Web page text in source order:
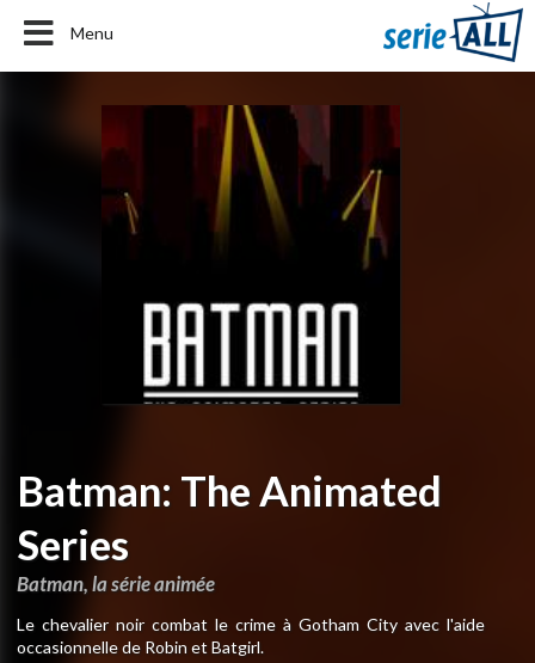
Menu
Batman: The Animated
Series
Batman, la série animée
Le chevalier noir combat le crime à Gotham City avec l'aide
occasionnelle de Robin et Batgirl.